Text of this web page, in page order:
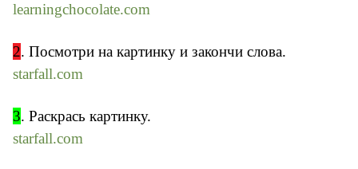
learningchocolate.com
2. Посмотри на картинку и закончи слова.
starfall.com
3. Раскрась картинку.
starfall.com